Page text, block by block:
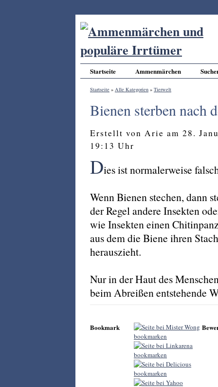
Startseite Ammenmärchen
Startseite » Alle Kategorien » Tierwelt
Bienen sterben nach
Erstellt von Arie am 28.
19:13 Uhr
Dies ist normalerweise
Wenn Bienen stechen, dann
der Regel andere Insekten
wie Insekten einen
aus dem die Biene ihren
herauszieht.
Nur in der Haut des
beim Abreißen entstehende
Bookmark